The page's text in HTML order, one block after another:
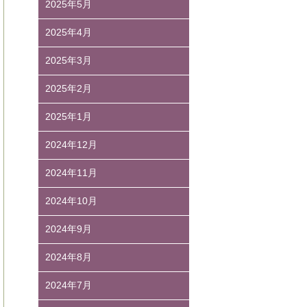
2025年5月
2025年4月
2025年3月
2025年2月
2025年1月
2024年12月
2024年11月
2024年10月
2024年9月
2024年8月
2024年7月